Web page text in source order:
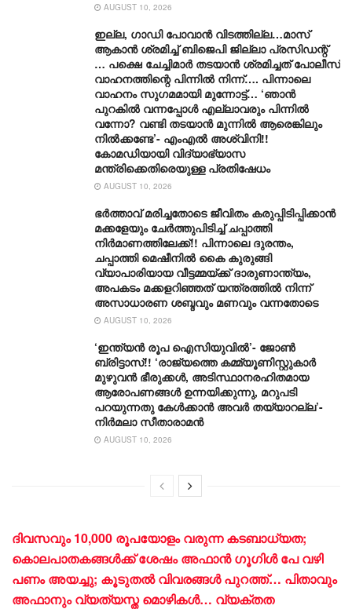
AUGUST 10, 2026
ഇല്ല, ​ഗാഡി പോവാൻ വിടത്തില്ല…മാസ്
ആകാൻ ശ്രമിച്ച് ബിജെപി ജില്ലാ പ്രസിഡന്റ്
… പക്ഷെ ചേച്ചിമാർ തടയാൻ ശ്രമിച്ചത് പോലീസ്
വാഹനത്തിന്റെ പിന്നിൽ നിന്ന്…. പിന്നാലെ
വാഹനം സു​ഗമമായി മുന്നോട്ട്… ‘ഞാൻ
പുറകിൽ വന്നപ്പോൾ എല്ലാവരും പിന്നിൽ
വന്നോ? വണ്ടി തടയാൻ മുന്നിൽ ആരെങ്കിലും
നിൽക്കണ്ടേ’- എംഎൽ അശ്വിനി!!
കോമഡിയായി വിദ്യാഭ്യാസ
മന്ത്രിക്കെതിരെയുള്ള പ്രതിഷേധം
AUGUST 10, 2026
ഭർത്താവ് മരിച്ചതോടെ ജീവിതം കരുപ്പിടിപ്പിക്കാൻ
മക്കളേയും ചേർത്തുപിടിച്ച് ചപ്പാത്തി
നിർമാണത്തിലേക്ക്!! പിന്നാലെ ദുരന്തം,
ചപ്പാത്തി മെഷീനിൽ കൈ കുരുങ്ങി
വ്യാപാരിയായ വീട്ടമ്മയ്ക്ക് ദാരുണാന്ത്യം,
അപകടം മക്കളറിഞ്ഞത് യന്ത്രത്തിൽ നിന്ന്
അസാധാരണ ശബ്ദവും മണവും വന്നതോടെ
AUGUST 10, 2026
‘ഇന്ത്യൻ രൂപ ഐസിയുവിൽ’- ജോൺ
ബ്രിട്ടാസ്!! ‘രാജ്യത്തെ കമ്മ്യൂണിസ്റ്റുകാർ
മുഴുവൻ ഭീരുക്കൾ, അടിസ്ഥാനരഹിതമായ
ആരോപണങ്ങൾ ഉന്നയിക്കുന്നു, മറുപടി
പറയുന്നതു കേൾക്കാൻ അവർ തയ്യാറല്ല’-
നിർമലാ സീതാരാമൻ
AUGUST 10, 2026
ദിവസവും 10,000 രൂപയോളം വരുന്ന കടബാധ്യത;
കൊലപാതകങ്ങള്‍ക്ക് ശേഷം അഫാൻ ഗൂഗിള്‍ പേ വഴി
പണം അയച്ചു; കൂടുതല്‍ വിവരങ്ങള്‍ പുറത്ത്… പിതാവും
അഫാനും വ്യത്യസ്ത മൊഴികൾ… വ്യക്തത